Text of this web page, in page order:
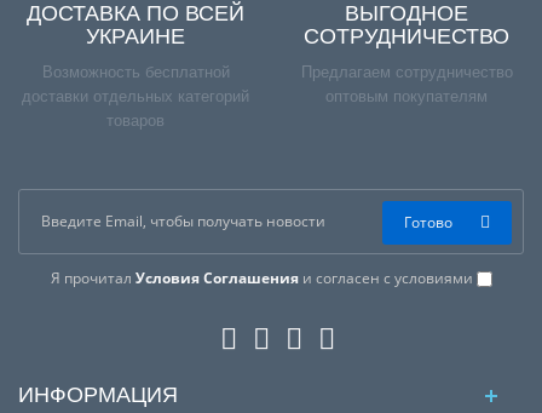
ДОСТАВКА ПО ВСЕЙ
УКРАИНЕ
Возможность бесплатной
доставки отдельных категорий
товаров
ВЫГОДНОЕ
СОТРУДНИЧЕСТВО
Предлагаем сотрудничество
оптовым покупателям
Я прочитал Условия Соглашенияи согласен с условиями
Готово
ИНФОРМАЦИЯ